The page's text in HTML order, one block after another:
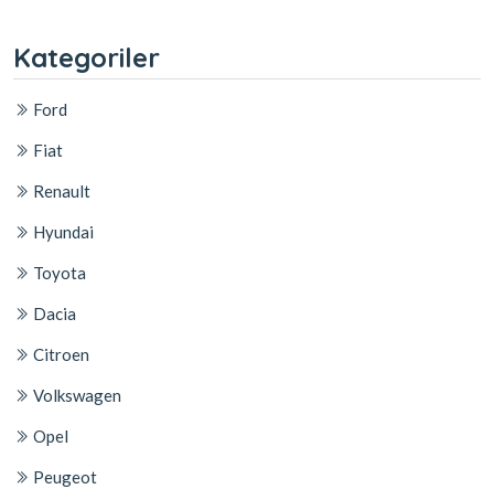
Kategoriler
Ford
Fiat
Renault
Hyundai
Toyota
Dacia
Citroen
Volkswagen
Opel
Peugeot